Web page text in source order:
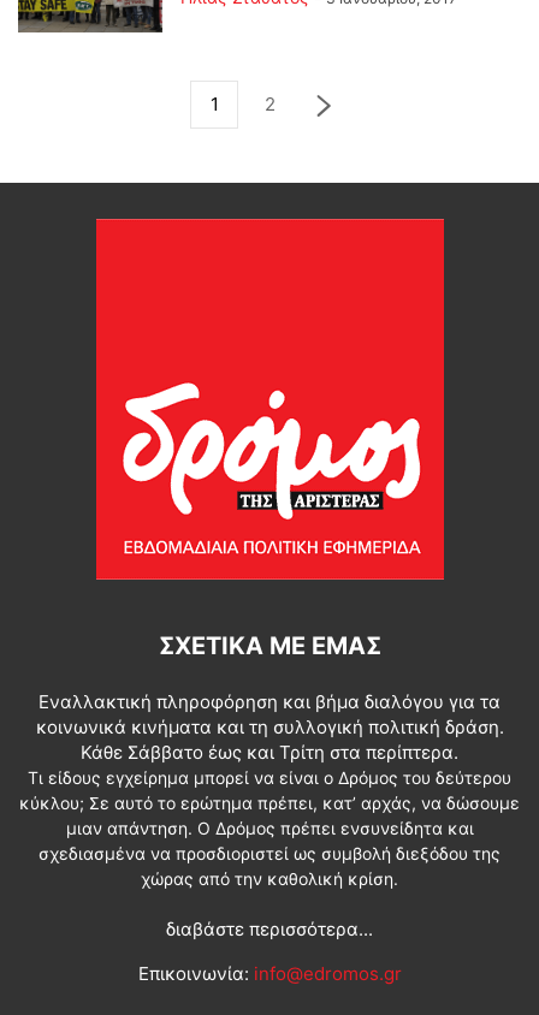
1 2
ΣΧΕΤΙΚΆ ΜΕ ΕΜΆΣ
Εναλλακτική πληροφόρηση και βήμα διαλόγου για τα
κοινωνικά κινήματα και τη συλλογική πολιτική δράση.
Κάθε Σάββατο έως και Τρίτη στα περίπτερα.
Τι είδους εγχείρημα μπορεί να είναι ο Δρόμος του δεύτερου
κύκλου; Σε αυτό το ερώτημα πρέπει, κατ’ αρχάς, να δώσουμε
μιαν απάντηση. Ο Δρόμος πρέπει ενσυνείδητα και
σχεδιασμένα να προσδιοριστεί ως συμβολή διεξόδου της
χώρας από την καθολική κρίση.
διαβάστε περισσότερα...
Επικοινωνία: info@edromos.gr